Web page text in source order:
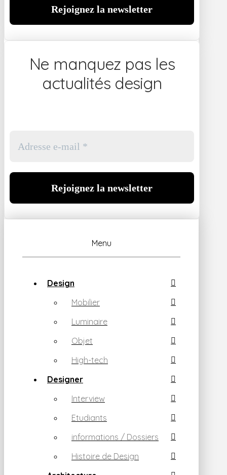
Ne manquez pas les
actualités design
Menu
Design
Mobilier
Luminaire
Objet
High-tech
Designer
Interview
Etudiants
informations / Dossiers
Histoire de Design